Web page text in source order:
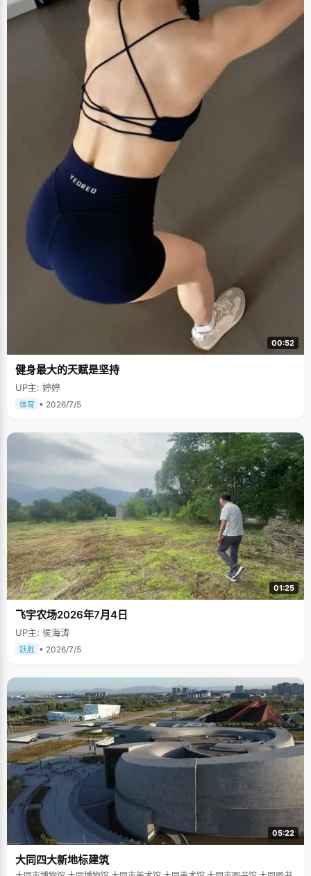
00:52
健身最大的天赋是坚持
UP主: 婷婷
体育 • 2026/7/5
01:25
飞宇农场2026年7月4日
UP主: 侯海涛
跃胜 • 2026/7/5
05:22
大同四大新地标建筑